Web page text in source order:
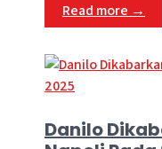
Read more →
Danilo